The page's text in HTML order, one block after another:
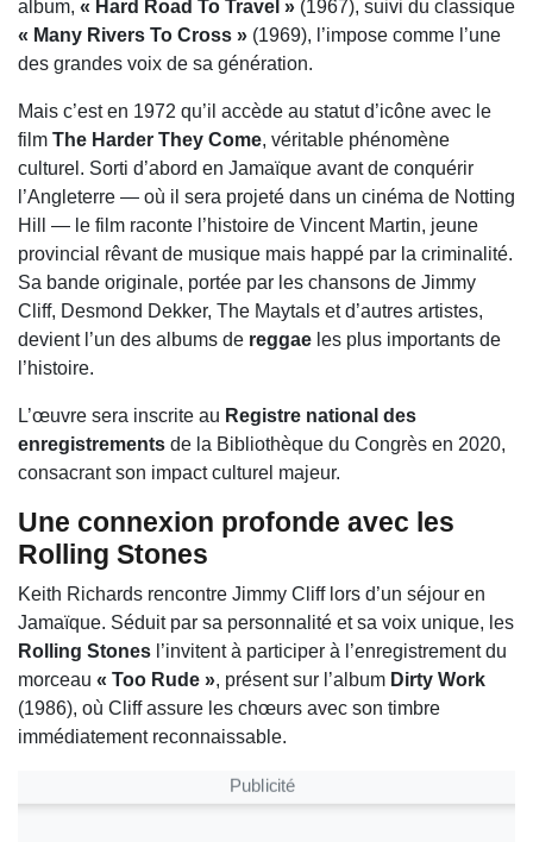
album, « Hard Road To Travel » (1967), suivi du classique
« Many Rivers To Cross » (1969), l’impose comme l’une
des grandes voix de sa génération.
Mais c’est en 1972 qu’il accède au statut d’icône avec le
film The Harder They Come, véritable phénomène
culturel. Sorti d’abord en Jamaïque avant de conquérir
l’Angleterre — où il sera projeté dans un cinéma de Notting
Hill — le film raconte l’histoire de Vincent Martin, jeune
provincial rêvant de musique mais happé par la criminalité.
Sa bande originale, portée par les chansons de Jimmy
Cliff, Desmond Dekker, The Maytals et d’autres artistes,
devient l’un des albums de reggae les plus importants de
l’histoire.
L’œuvre sera inscrite au Registre national des
enregistrements de la Bibliothèque du Congrès en 2020,
consacrant son impact culturel majeur.
Une connexion profonde avec les
Rolling Stones
Keith Richards rencontre Jimmy Cliff lors d’un séjour en
Jamaïque. Séduit par sa personnalité et sa voix unique, les
Rolling Stones l’invitent à participer à l’enregistrement du
morceau « Too Rude », présent sur l’album Dirty Work
(1986), où Cliff assure les chœurs avec son timbre
immédiatement reconnaissable.
Publicité